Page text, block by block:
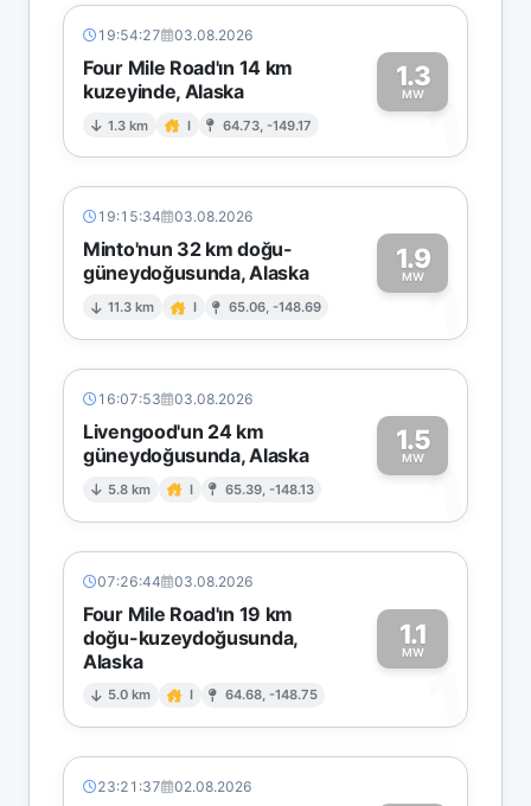
19:54:27 03.08.2026
Four Mile Road'ın 14 km
kuzeyinde, Alaska
1.3 km I 64.73, -149.17
1.3
MW1
19:15:34 03.08.2026
Minto'nun 32 km doğu-
güneydoğusunda, Alaska
11.3 km I 65.06, -148.69
1.9
MW1
16:07:53 03.08.2026
Livengood'un 24 km
güneydoğusunda, Alaska
5.8 km I 65.39, -148.13
1.5
MW1
07:26:44 03.08.2026
Four Mile Road'ın 19 km
doğu-kuzeydoğusunda,
Alaska
5.0 km I 64.68, -148.75
1.1
MW
1
23:21:37 02.08.2026